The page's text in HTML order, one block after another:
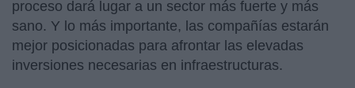
proceso dará lugar a un sector más fuerte y más
sano. Y lo más importante, las compañías estarán
mejor posicionadas para afrontar las elevadas
inversiones necesarias en infraestructuras.